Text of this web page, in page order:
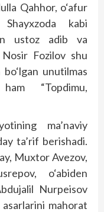
Qahhor, o‘afur
kabi
ustoz adib va
Fozilov shu
unutilmas
“Topdimu,
ma’naviy
ta’rif berishadi.
Muxtor Avezov,
o‘abiden
Nurpeisov
asarlarini mahorat